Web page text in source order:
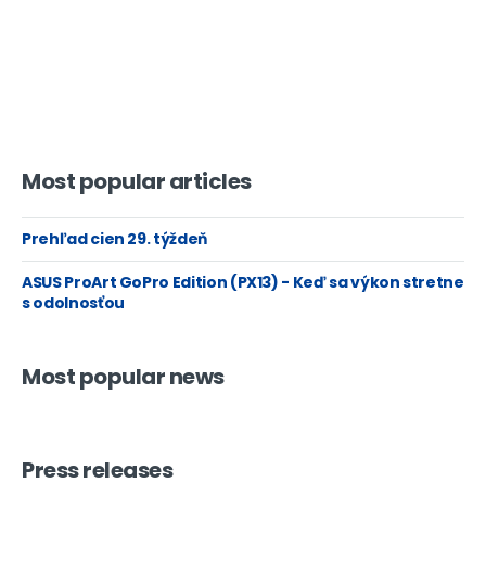
Most popular articles
Prehľad cien 29. týždeň
ASUS ProArt GoPro Edition (PX13) - Keď sa výkon stretne
s odolnosťou
Most popular news
Press releases